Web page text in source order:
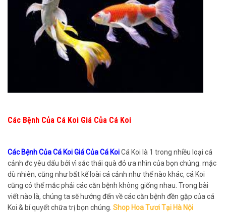
Các Bệnh Của Cá Koi Giá Của Cá Koi
Các Bệnh Của Cá Koi Giá Của Cá KoiCá Koi là 1 trong nhiều loại cá
cảnh đc yêu dấu bởi vì sắc thái quà đỏ ưa nhìn của bọn chúng. mặc
dù nhiên, cũng như bất kể loài cá cảnh như thế nào khác, cá Koi
cũng có thể mắc phải các căn bệnh không giống nhau. Trong bài
viết nào là, chúng ta sẽ hướng đến về các căn bệnh đền gặp của cá
Koi & bí quyết chữa trị bọn chúng. Shop Hoa Tươi Tại Hà Nội